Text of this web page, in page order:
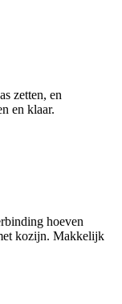
zetten, en
en klaar.
hoeven
kozijn. Makkelijk